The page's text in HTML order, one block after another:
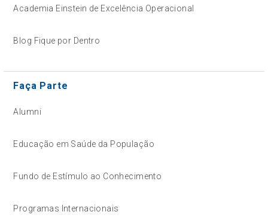
Academia Einstein de Excelência Operacional
Blog Fique por Dentro
Faça Parte
Alumni
Educação em Saúde da População
Fundo de Estímulo ao Conhecimento
Programas Internacionais